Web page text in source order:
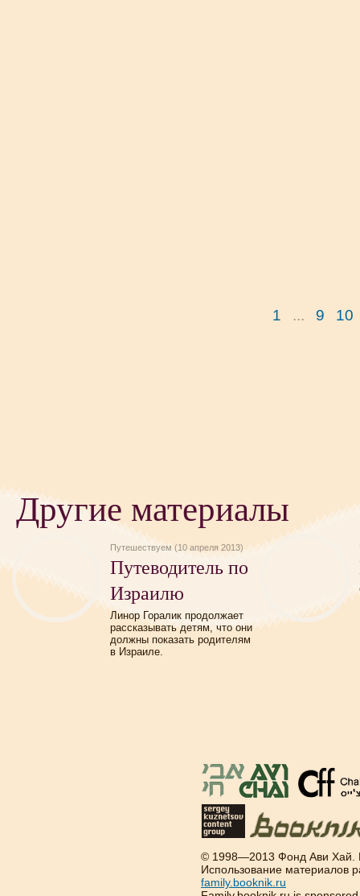
1 ... 9 10
Другие материалы
Путешествуем (10 апреля 2013)
Путеводитель по
Израилю
Линор Горалик продолжает
рассказывать детям, что они
должны показать родителям
в Израиле.
© 1998—2013 Фонд Ави Хай.
Использование материалов
family.booknik.ru